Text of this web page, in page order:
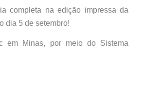
completa na edição impressa da
dia 5 de setembro!
em Minas, por meio do Sistema